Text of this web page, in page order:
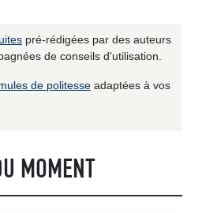
pré-rédigées par des auteurs
de conseils d'utilisation.
de politesse adaptées à vos
MOMENT